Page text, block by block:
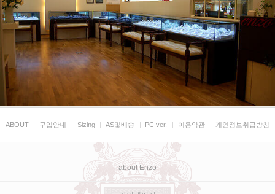
ABOUT | 구입안내 | Sizing | AS및배송 | PC ver. | 이용약관 | 개인정보취급방침
about Enzo